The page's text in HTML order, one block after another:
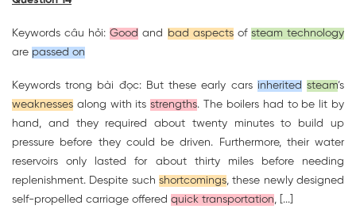
Keywords câu hỏi:Good and bad aspectsof steam technology
are passed on
Keywords trong bài đọc: But these early cars inherited steam’s
weaknesses along with itsstrengths. The boilers had to be lit by
hand, and they required about twenty minutes to build up
pressure before they could be driven. Furthermore, their water
reservoirs only lasted for about thirty miles before needing
replenishment. Despite such shortcomings, these newly designed
self-propelled carriage offered quick transportation, [...]